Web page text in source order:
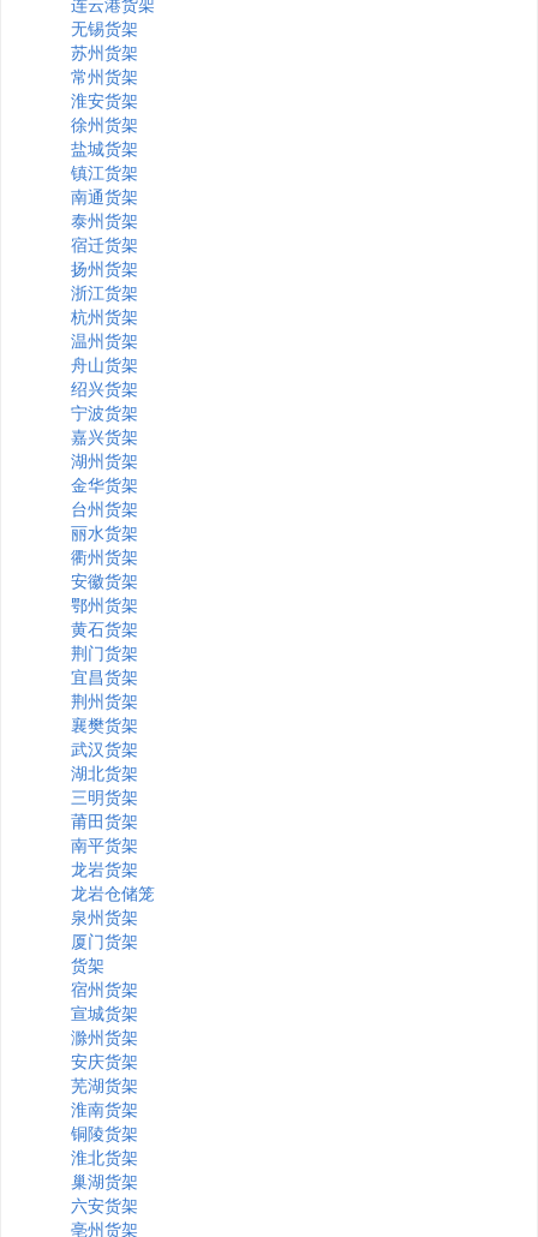
连云港货架
无锡货架
苏州货架
常州货架
淮安货架
徐州货架
盐城货架
镇江货架
南通货架
泰州货架
宿迁货架
扬州货架
浙江货架
杭州货架
温州货架
舟山货架
绍兴货架
宁波货架
嘉兴货架
湖州货架
金华货架
台州货架
丽水货架
衢州货架
安徽货架
鄂州货架
黄石货架
荆门货架
宜昌货架
荆州货架
襄樊货架
武汉货架
湖北货架
三明货架
莆田货架
南平货架
龙岩货架
龙岩仓储笼
泉州货架
厦门货架
货架
宿州货架
宣城货架
滁州货架
安庆货架
芜湖货架
淮南货架
铜陵货架
淮北货架
巢湖货架
六安货架
亳州货架